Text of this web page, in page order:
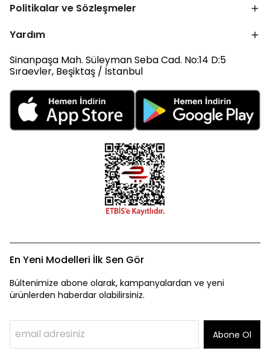
Politikalar ve Sözleşmeler
Yardım
Sinanpaşa Mah. Süleyman Seba Cad. No:14 D:5
Sıraevler, Beşiktaş / İstanbul
En Yeni Modelleri İlk Sen Gör
Bültenimize abone olarak, kampanyalardan ve yeni
ürünlerden haberdar olabilirsiniz.
Abone Ol